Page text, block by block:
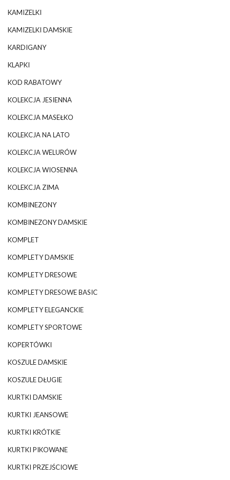
KAMIZELKI
KAMIZELKI DAMSKIE
KARDIGANY
KLAPKI
KOD RABATOWY
KOLEKCJA JESIENNA
KOLEKCJA MASEŁKO
KOLEKCJA NA LATO
KOLEKCJA WELURÓW
KOLEKCJA WIOSENNA
KOLEKCJA ZIMA
KOMBINEZONY
KOMBINEZONY DAMSKIE
KOMPLET
KOMPLETY DAMSKIE
KOMPLETY DRESOWE
KOMPLETY DRESOWE BASIC
KOMPLETY ELEGANCKIE
KOMPLETY SPORTOWE
KOPERTÓWKI
KOSZULE DAMSKIE
KOSZULE DŁUGIE
KURTKI DAMSKIE
KURTKI JEANSOWE
KURTKI KRÓTKIE
KURTKI PIKOWANE
KURTKI PRZEJŚCIOWE